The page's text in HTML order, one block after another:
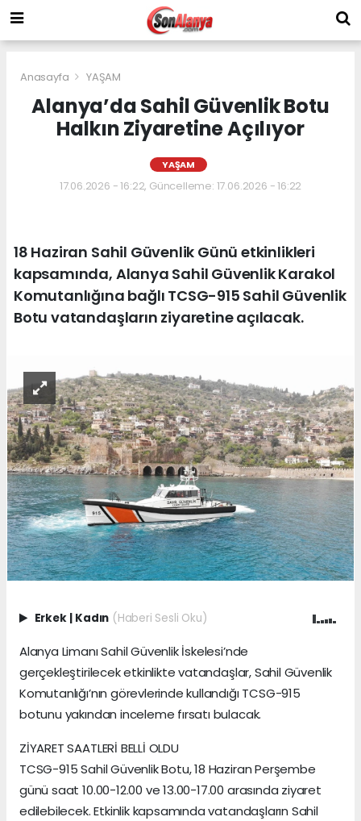
Anasayfa YAŞAM
Alanya’da Sahil Güvenlik Botu
Halkın Ziyaretine Açılıyor
YAŞAM
17.06.2026 - 16:22, Güncelleme: 17.06.2026 - 16:22
18 Haziran Sahil Güvenlik Günü etkinlikleri
kapsamında, Alanya Sahil Güvenlik Karakol
Komutanlığına bağlı TCSG-915 Sahil Güvenlik
Botu vatandaşların ziyaretine açılacak.
Erkek | Kadın (Haberi Sesli Oku)
Alanya Limanı Sahil Güvenlik İskelesi’nde
gerçekleştirilecek etkinlikte vatandaşlar, Sahil Güvenlik
Komutanlığı’nın görevlerinde kullandığı TCSG-915
botunu yakından inceleme fırsatı bulacak.
ZİYARET SAATLERİ BELLİ OLDU
TCSG-915 Sahil Güvenlik Botu, 18 Haziran Perşembe
günü saat 10.00-12.00 ve 13.00-17.00 arasında ziyaret
edilebilecek. Etkinlik kapsamında vatandaşların Sahil